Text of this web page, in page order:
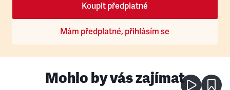
Koupit předplatné
Mám předplatné, přihlásím se
Mohlo by vás zajímat